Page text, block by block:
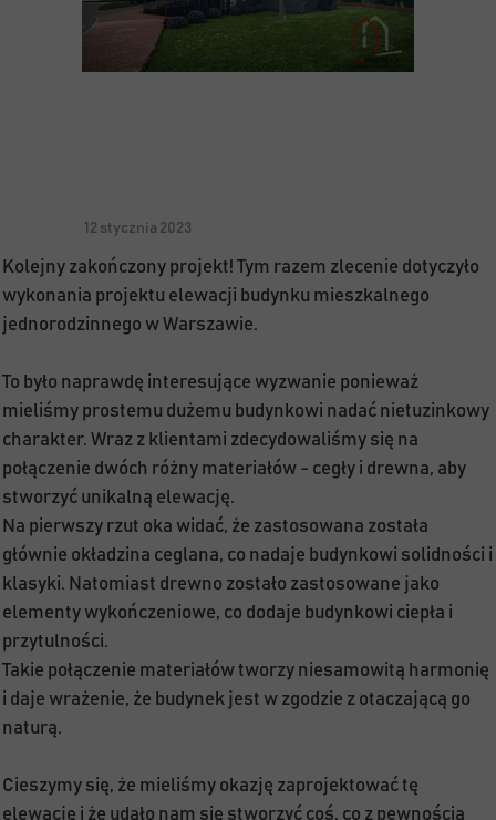
12 stycznia 2023
Kolejny zakończony projekt! Tym razem zlecenie dotyczyło
wykonania projektu elewacji budynku mieszkalnego
jednorodzinnego w Warszawie.
To było naprawdę interesujące wyzwanie ponieważ
mieliśmy prostemu dużemu budynkowi nadać nietuzinkowy
charakter. Wraz z klientami zdecydowaliśmy się na
połączenie dwóch różny materiałów - cegły i drewna, aby
stworzyć unikalną elewację.
Na pierwszy rzut oka widać, że zastosowana została
głównie okładzina ceglana, co nadaje budynkowi solidności i
klasyki. Natomiast drewno zostało zastosowane jako
elementy wykończeniowe, co dodaje budynkowi ciepła i
przytulności.
Takie połączenie materiałów tworzy niesamowitą harmonię
i daje wrażenie, że budynek jest w zgodzie z otaczającą go
naturą.
Cieszymy się, że mieliśmy okazję zaprojektować tę
elewację i że udało nam się stworzyć coś, co z pewnością